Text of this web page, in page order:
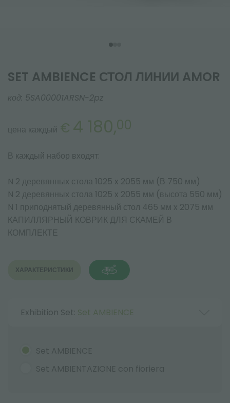
SET AMBIENCE СТОЛ ЛИНИИ AMOR
код: 5SA00001ARSN-2pz
цена каждый € 4 180,00
В каждый набор входят:
N 2 деревянных стола 1025 x 2055 мм (В 750 мм)
N 2 деревянных стола 1025 x 2055 мм (высота 550 мм)
N 1 приподнятый деревянный стол 465 мм x 2075 мм
КАПИЛЛЯРНЫЙ КОВРИК ДЛЯ СКАМЕЙ В
КОМПЛЕКТЕ
ХАРАКТЕРИСТИКИ
Exhibition Set: Set AMBIENCE
Set AMBIENCE
Set AMBIENTAZIONE con fioriera